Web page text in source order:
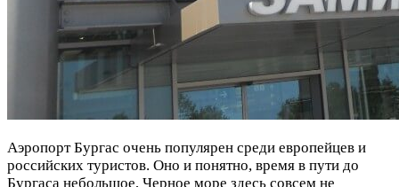
Аэропорт Бургас очень популярен среди европейцев и
российских туристов. Оно и понятно, время в пути до
Бургаса небольшое, Черное море здесь совсем не